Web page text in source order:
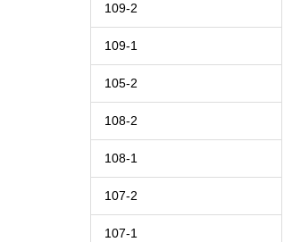
109-2
109-1
105-2
108-2
108-1
107-2
107-1